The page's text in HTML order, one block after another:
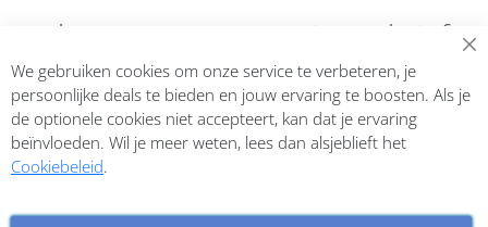
Abonneer op onze nieuwsbrief
Inschrijven
We gebruiken cookies om onze service te verbeteren, je
persoonlijke deals te bieden en jouw ervaring te boosten. Als je
de optionele cookies niet accepteert, kan dat je ervaring
beïnvloeden. Wil je meer weten, lees dan alsjeblieft het
Cookiebeleid.